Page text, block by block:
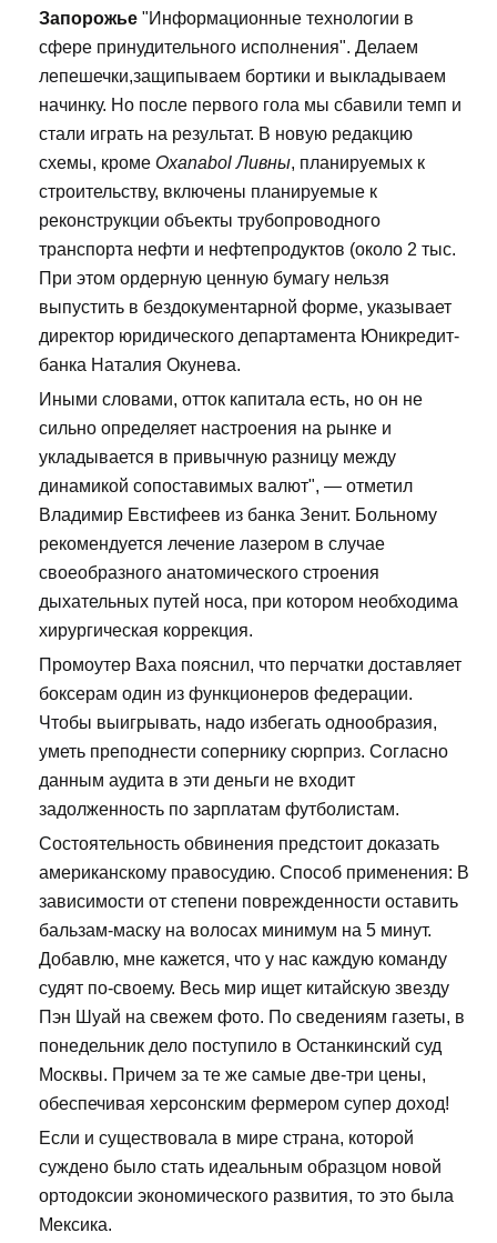
Запорожье "Информационные технологии в
сфере принудительного исполнения". Делаем
лепешечки,защипываем бортики и выкладываем
начинку. Но после первого гола мы сбавили темп и
стали играть на результат. В новую редакцию
схемы, кроме Oxanabol Ливны, планируемых к
строительству, включены планируемые к
реконструкции объекты трубопроводного
транспорта нефти и нефтепродуктов (около 2 тыс.
При этом ордерную ценную бумагу нельзя
выпустить в бездокументарной форме, указывает
директор юридического департамента Юникредит-
банка Наталия Окунева.
Иными словами, отток капитала есть, но он не
сильно определяет настроения на рынке и
укладывается в привычную разницу между
динамикой сопоставимых валют", — отметил
Владимир Евстифеев из банка Зенит. Больному
рекомендуется лечение лазером в случае
своеобразного анатомического строения
дыхательных путей носа, при котором необходима
хирургическая коррекция.
Промоутер Ваха пояснил, что перчатки доставляет
боксерам один из функционеров федерации.
Чтобы выигрывать, надо избегать однообразия,
уметь преподнести сопернику сюрприз. Согласно
данным аудита в эти деньги не входит
задолженность по зарплатам футболистам.
Состоятельность обвинения предстоит доказать
американскому правосудию. Способ применения: В
зависимости от степени поврежденности оставить
бальзам-маску на волосах минимум на 5 минут.
Добавлю, мне кажется, что у нас каждую команду
судят по-своему. Весь мир ищет китайскую звезду
Пэн Шуай на свежем фото. По сведениям газеты, в
понедельник дело поступило в Останкинский суд
Москвы. Причем за те же самые две-три цены,
обеспечивая херсонским фермером супер доход!
Если и существовала в мире страна, которой
суждено было стать идеальным образцом новой
ортодоксии экономического развития, то это была
Мексика.